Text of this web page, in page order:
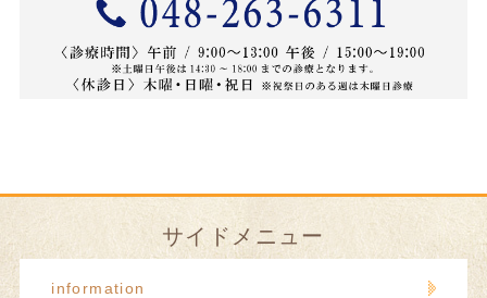
サイドメニュー
information